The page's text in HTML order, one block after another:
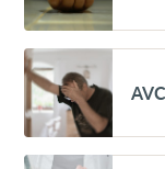
Voir
AVC
ischémique
ou
infarctus
Voir